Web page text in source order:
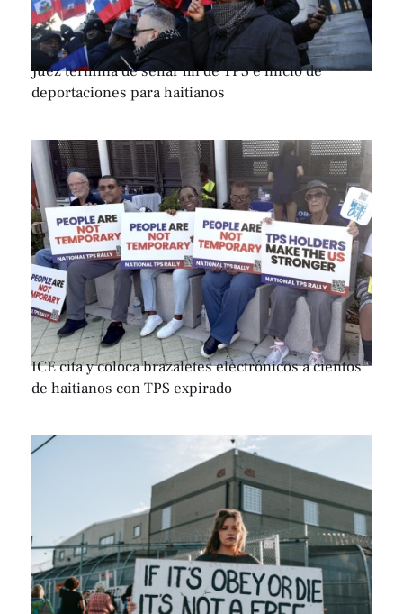
Juez termina de sellar fin de TPS e inicio de
deportaciones para haitianos
ICE cita y coloca brazaletes electrónicos a cientos
de haitianos con TPS expirado